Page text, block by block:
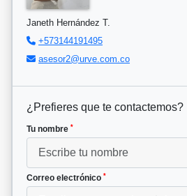
Janeth Hernández T.
+573144191495
asesor2@urve.com.co
¿Prefieres que te contactemos?
Tu nombre *
Correo electrónico *